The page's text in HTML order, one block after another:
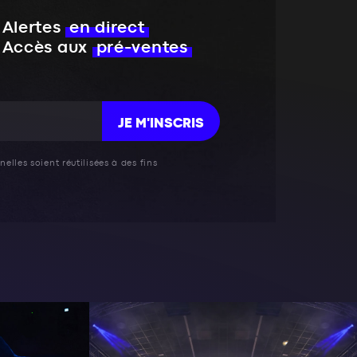
Alertes en direct
Accès aux pré-ventes
JE M'INSCRIS
soient réutilisées à des fins